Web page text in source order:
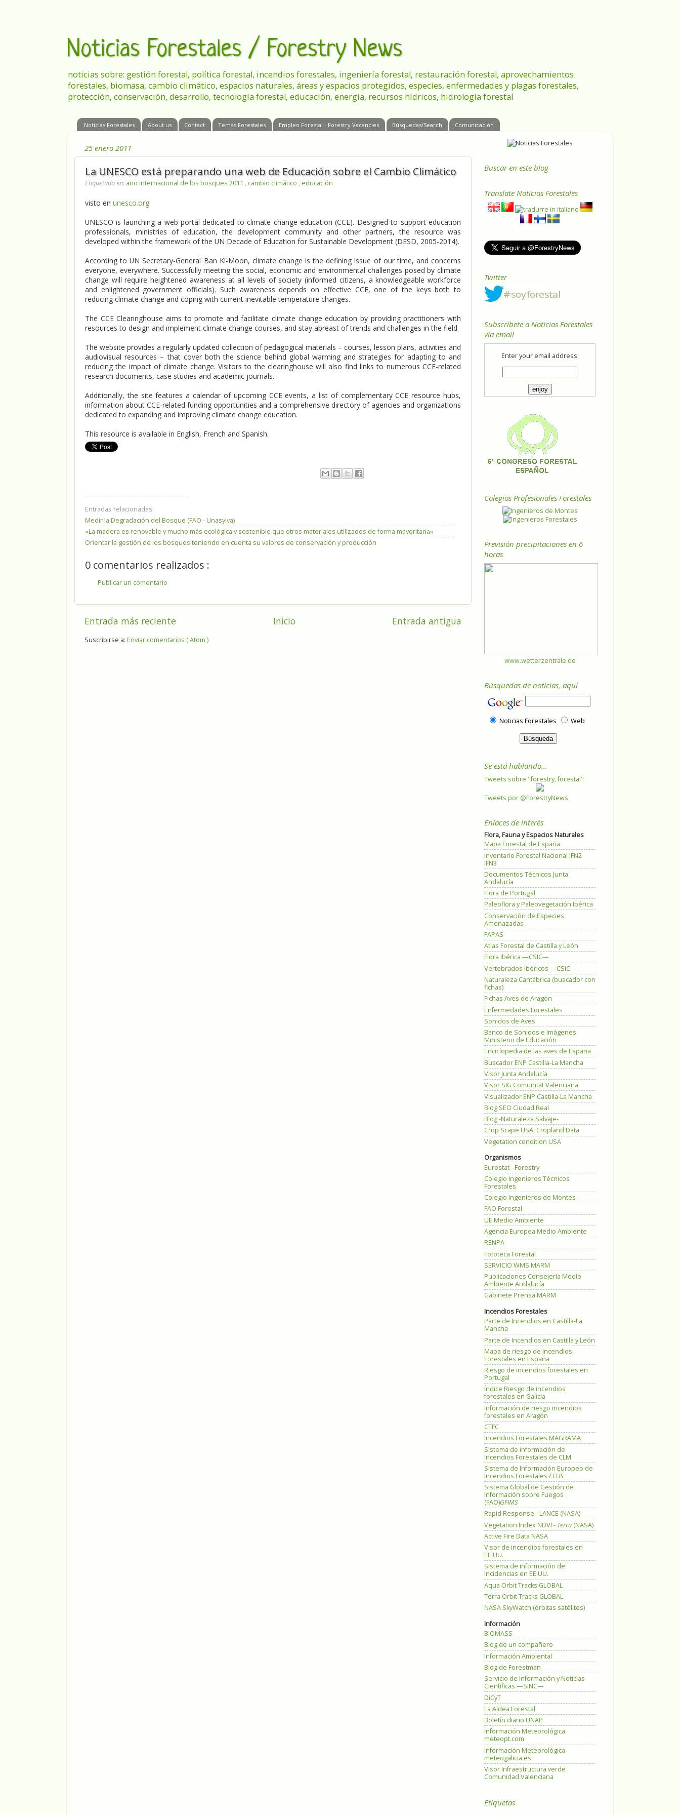
Noticias Forestales / Forestry News
noticias sobre: gestión forestal, política forestal, incendios forestales, ingeniería forestal, restauración forestal, aprovechamientos
forestales, biomasa, cambio climático, espacios naturales, áreas y espacios protegidos, especies, enfermedades y plagas forestales,
protección, conservación, desarrollo, tecnología forestal, educación, energía, recursos hídricos, hidrología forestal
Noticias Forestales About us Contact Temas Forestales Empleo Forestal - Forestry Vacancies Búsquedas/Search Comunicación
25 enero 2011
La UNESCO está preparando una web de Educación sobre el Cambio Climático
Etiquetado en: año internacional de los bosques 2011 , cambio climático , educación
visto en unesco.org
UNESCO is launching a web portal dedicated to climate change education (CCE). Designed to support education
professionals, ministries of education, the development community and other partners, the resource was
developed within the framework of the UN Decade of Education for Sustainable Development (DESD, 2005-2014).
According to UN Secretary-General Ban Ki-Moon, climate change is the defining issue of our time, and concerns
everyone, everywhere. Successfully meeting the social, economic and environmental challenges posed by climate
change will require heightened awareness at all levels of society (informed citizens, a knowledgeable workforce
and enlightened government officials). Such awareness depends on effective CCE, one of the keys both to
reducing climate change and coping with current inevitable temperature changes.
The CCE Clearinghouse aims to promote and facilitate climate change education by providing practitioners with
resources to design and implement climate change courses, and stay abreast of trends and challenges in the field.
The website provides a regularly updated collection of pedagogical materials – courses, lesson plans, activities and
audiovisual resources – that cover both the science behind global warming and strategies for adapting to and
reducing the impact of climate change. Visitors to the clearinghouse will also find links to numerous CCE-related
research documents, case studies and academic journals.
Additionally, the site features a calendar of upcoming CCE events, a list of complementary CCE resource hubs,
information about CCE-related funding opportunities and a comprehensive directory of agencies and organizations
dedicated to expanding and improving climate change education.
This resource is available in English, French and Spanish.
Entradas relacionadas:
Medir la Degradación del Bosque (FAO - Unasylva)
«La madera es renovable y mucho más ecológica y sostenible que otros materiales utilizados de forma mayoritaria»
Orientar la gestión de los bosques teniendo en cuenta su valores de conservación y producción
0 comentarios realizados :
Publicar un comentario
Entrada más reciente Entrada antigua
Inicio
Suscribirse a: Enviar comentarios ( Atom )
Buscar en este blog
Translate Noticias Forestales
Twitter
Subscríbete a Noticias Forestales
vía email
Enter your email address:
Colegios Profesionales Forestales
Previsión precipitaciones en 6
horas
www.wetterzentrale.de
Búsquedas de noticias, aquí
Noticias Forestales Web
Se está hablando...
Tweets sobre "forestry, forestal"
Tweets por @ForestryNews
Enlaces de interés
Flora, Fauna y Espacios Naturales
Mapa Forestal de España
Inventario Forestal Nacional IFN2
IFN3
Documentos Técnicos Junta
Andalucía
Flora de Portugal
Paleoflora y Paleovegetación Ibérica
Conservación de Especies
Amenazadas
FAPAS
Atlas Forestal de Castilla y León
Flora Ibérica —CSIC—
Vertebrados Ibéricos —CSIC—
Naturaleza Cantábrica (buscador con
fichas)
Fichas Aves de Aragón
Enfermedades Forestales
Sonidos de Aves
Banco de Sonidos e Imágenes
Ministerio de Educación
Enciclopedia de las aves de España
Buscador ENP Castilla-La Mancha
Visor Junta Andalucía
Visor SIG Comunitat Valenciana
Visualizador ENP Castilla-La Mancha
Blog SEO Ciudad Real
Blog -Naturaleza Salvaje-
Crop Scape USA, Cropland Data
Vegetation condition USA
Organismos
Eurostat - Forestry
Colegio Ingenieros Técnicos
Forestales
Colegio Ingenieros de Montes
FAO Forestal
UE Medio Ambiente
Agencia Europea Medio Ambiente
RENPA
Fototeca Forestal
SERVICIO WMS MARM
Publicaciones Consejería Medio
Ambiente Andalucía
Gabinete Prensa MARM
Incendios Forestales
Parte de Incendios en Castilla-La
Mancha
Parte de Incendios en Castilla y León
Mapa de riesgo de Incendios
Forestales en España
Riesgo de incendios forestales en
Portugal
Índice Riesgo de incendios
forestales en Galicia
Información de riesgo incendios
forestales en Aragón
CTFC
Incendios Forestales MAGRAMA
Sistema de información de
Incendios Forestales de CLM
Sistema de Información Europeo de
Incendios Forestales EFFIS
Sistema Global de Gestión de
Información sobre Fuegos
(FAO)GFIMS
Rapid Response - LANCE (NASA)
Vegetation Index NDVI - Terra (NASA)
Active Fire Data NASA
Visor de incendios forestales en
EE.UU.
Sistema de información de
Incidencias en EE.UU.
Aqua Orbit Tracks GLOBAL
Terra Orbit Tracks GLOBAL
NASA SkyWatch (órbitas satélites)
Información
BIOMASS
Blog de un compañero
Información Ambiental
Blog de Forestman
Servicio de Información y Noticias
Científicas —SINC—
DiCyT
La Aldea Forestal
Boletín diario UNAP
Información Meteorológica
meteopt.com
Información Meteorológica
meteogalicia.es
Visor Infraestructura verde
Comunidad Valenciana
Etiquetas